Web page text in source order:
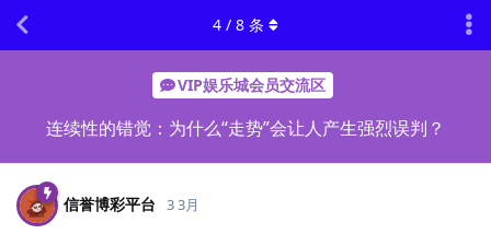
VIP娱乐城会员交流区
连续性的错觉：为什么“走势”会让人产生强烈误判？
4 / 8 条
信誉博彩平台 3 3月